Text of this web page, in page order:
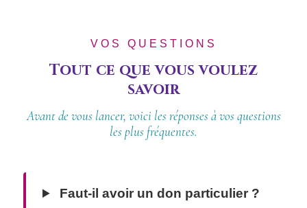
VOS QUESTIONS
Tout ce que vous voulez
savoir
Avant de vous lancer, voici les réponses à vos questions
les plus fréquentes.
Faut-il avoir un don particulier ?